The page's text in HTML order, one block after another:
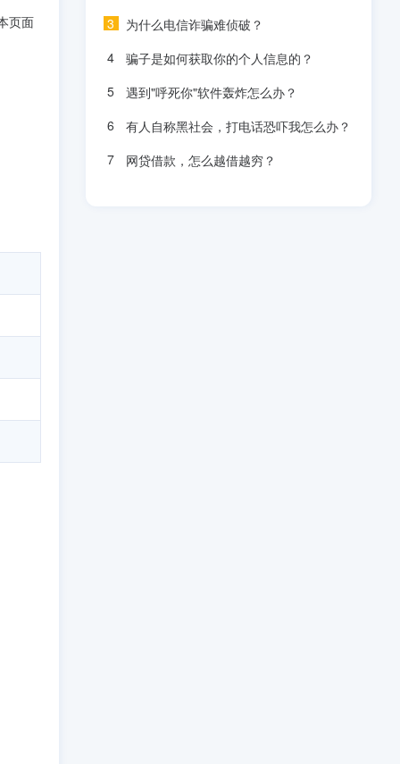
页面
为什么电信诈骗难侦破？
骗子是如何获取你的个人信息的？
遇到"呼死你"软件轰炸怎么办？
有人自称黑社会，打电话恐吓我怎么办？
网贷借款，怎么越借越穷？